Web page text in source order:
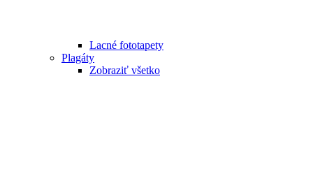
Lacné fototapety
Plagáty
Zobraziť všetko